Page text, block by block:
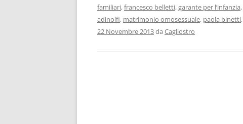
familiari,francesco belletti,garante per l’infanzia,
adinolfi, matrimonio omosessuale, paola binetti,
22 Novembre 2013da Cagliostro